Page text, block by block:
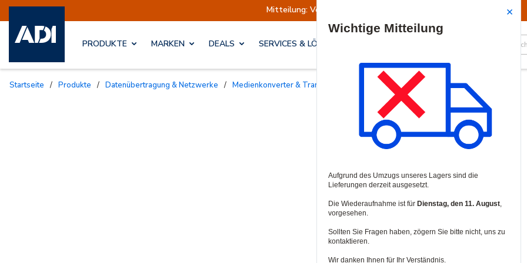
Mitteilung: Versand ausgesetzt
PRODUKTE MARKEN DEALS SERVICES & LÖSUNGEN
Startseite / Produkte / Datenübertragung & Netzwerke / Medienkonverter & Transceiver Medienkonverter